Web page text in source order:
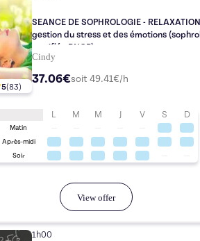
5(83)
SEANCE DE SOPHROLOGIE -
gestion du stress et des émotions (sophrologue
certifiée RNCP)
Cindy
37.06€soit 49.41€/h
L M M J V S D
Matin
Après-midi
Soir
View offer
1h00